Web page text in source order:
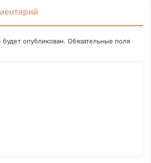
опубликован. Обязательные поля